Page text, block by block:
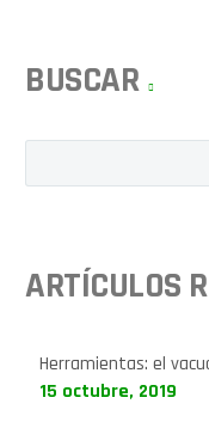
BUSCAR
ARTÍCULOS
Herramientas: el
15 octubre, 2019